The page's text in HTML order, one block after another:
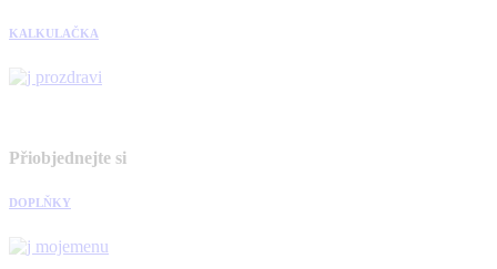
KALKULAČKA
Přiobjednejte si
DOPLŇKY